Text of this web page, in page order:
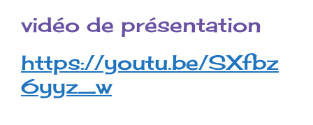
vidéo de présentation
https://youtu.be/SXfbz
6yyz_w